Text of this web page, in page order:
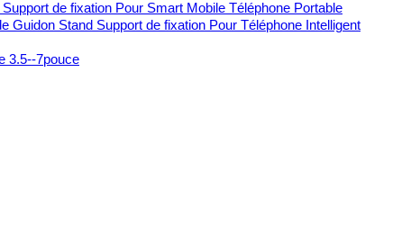
de fixation Pour Smart Mobile Téléphone Portable
Guidon Stand Support de fixation Pour Téléphone Intelligent
3.5--7pouce